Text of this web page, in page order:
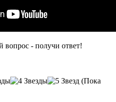
вопрос - получи ответ!
(Пока